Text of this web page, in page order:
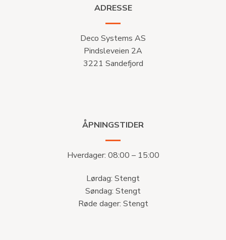
ADRESSE
Deco Systems AS
Pindsleveien 2A
3221 Sandefjord
ÅPNINGSTIDER
Hverdager: 08:00 – 15:00
Lørdag: Stengt
Søndag: Stengt
Røde dager: Stengt